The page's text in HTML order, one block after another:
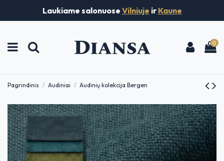
Laukiame salonuose Vilniuje ir Kaune
0
Pagrindinis Audiniai Audinių kolekcija Bergen